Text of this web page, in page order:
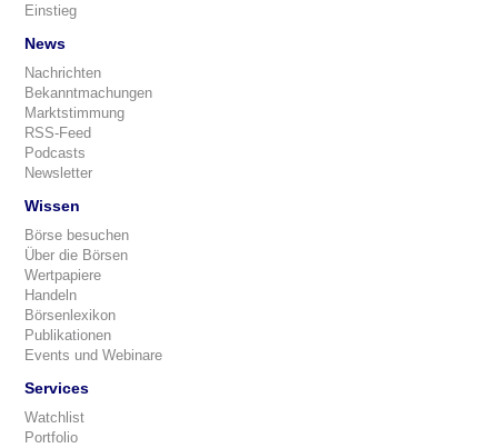
Einstieg
News
Nachrichten
Bekanntmachungen
Marktstimmung
RSS-Feed
Podcasts
Newsletter
Wissen
Börse besuchen
Über die Börsen
Wertpapiere
Handeln
Börsenlexikon
Publikationen
Events und Webinare
Services
Watchlist
Portfolio